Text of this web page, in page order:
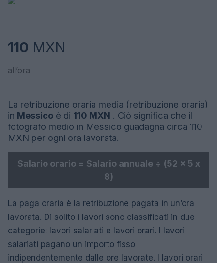
110 MXN
all’ora
La retribuzione oraria media (retribuzione oraria)
in Messico è di 110 MXN . Ciò significa che il
fotografo medio in Messico guadagna circa 110
MXN per ogni ora lavorata.
Salario orario = Salario annuale ÷ (52 x 5 x
8)
La paga oraria è la retribuzione pagata in un’ora
lavorata. Di solito i lavori sono classificati in due
categorie: lavori salariati e lavori orari. I lavori
salariati pagano un importo fisso
indipendentemente dalle ore lavorate. I lavori orari